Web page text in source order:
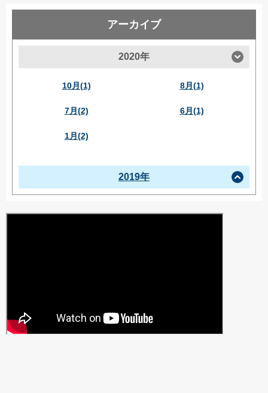
アーカイブ
2020年
10月(1) 8月(1)
7月(2) 6月(1)
1月(2)
2019年